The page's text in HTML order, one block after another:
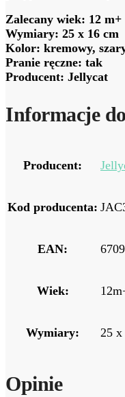
Zalecany wiek: 12 m+
Wymiary: 25 x 16 cm
Kolor: kremowy,
Pranie ręczne: tak
Producent: Jellycat
Informacje
Producent:
Kod producenta:
EAN:
Wiek:
Wymiary: 25 x
Opinie